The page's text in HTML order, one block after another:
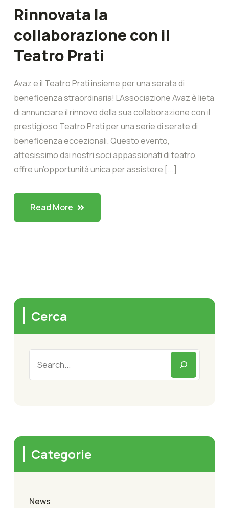
Rinnovata la
collaborazione con il
Teatro Prati
Avaz e il Teatro Prati insieme per una serata di
beneficenza straordinaria! L’Associazione Avaz è lieta
di annunciare il rinnovo della sua collaborazione con il
prestigioso Teatro Prati per una serie di serate di
beneficenza eccezionali. Questo evento,
attesissimo dai nostri soci appassionati di teatro,
offre un’opportunità unica per assistere [...]
Read More
Cerca
Categorie
News